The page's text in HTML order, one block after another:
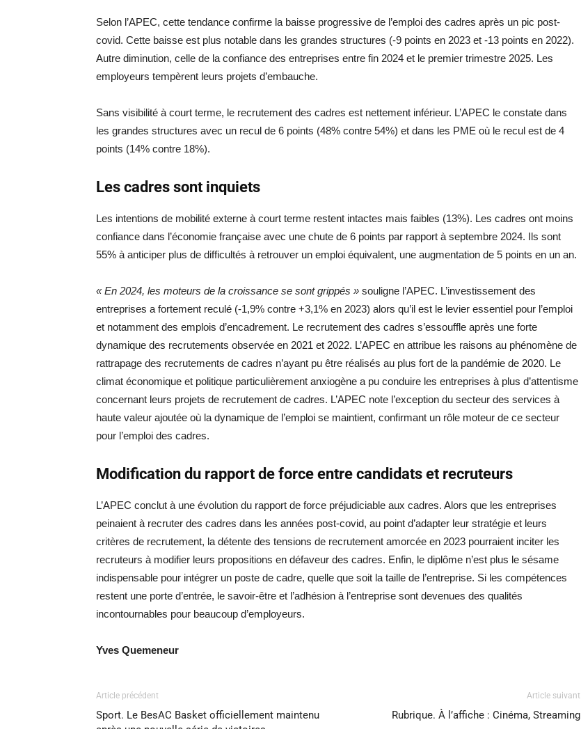
Selon l’APEC, cette tendance confirme la baisse progressive de l’emploi des cadres après un pic post-
covid. Cette baisse est plus notable dans les grandes structures (-9 points en 2023 et -13 points en 2022).
Autre diminution, celle de la confiance des entreprises entre fin 2024 et le premier trimestre 2025. Les
employeurs tempèrent leurs projets d’embauche.
Sans visibilité à court terme, le recrutement des cadres est nettement inférieur. L’APEC le constate dans
les grandes structures avec un recul de 6 points (48% contre 54%) et dans les PME où le recul est de 4
points (14% contre 18%).
Les cadres sont inquiets
Les intentions de mobilité externe à court terme restent intactes mais faibles (13%). Les cadres ont moins
confiance dans l’économie française avec une chute de 6 points par rapport à septembre 2024. Ils sont
55% à anticiper plus de difficultés à retrouver un emploi équivalent, une augmentation de 5 points en un an.
« En 2024, les moteurs de la croissance se sont grippés » souligne l’APEC. L’investissement des
entreprises a fortement reculé (-1,9% contre +3,1% en 2023) alors qu’il est le levier essentiel pour l’emploi
et notamment des emplois d’encadrement. Le recrutement des cadres s’essouffle après une forte
dynamique des recrutements observée en 2021 et 2022. L’APEC en attribue les raisons au phénomène de
rattrapage des recrutements de cadres n’ayant pu être réalisés au plus fort de la pandémie de 2020. Le
climat économique et politique particulièrement anxiogène a pu conduire les entreprises à plus d’attentisme
concernant leurs projets de recrutement de cadres. L’APEC note l’exception du secteur des services à
haute valeur ajoutée où la dynamique de l’emploi se maintient, confirmant un rôle moteur de ce secteur
pour l’emploi des cadres.
Modification du rapport de force entre candidats et recruteurs
L’APEC conclut à une évolution du rapport de force préjudiciable aux cadres. Alors que les entreprises
peinaient à recruter des cadres dans les années post-covid, au point d’adapter leur stratégie et leurs
critères de recrutement, la détente des tensions de recrutement amorcée en 2023 pourraient inciter les
recruteurs à modifier leurs propositions en défaveur des cadres. Enfin, le diplôme n’est plus le sésame
indispensable pour intégrer un poste de cadre, quelle que soit la taille de l’entreprise. Si les compétences
restent une porte d’entrée, le savoir-être et l’adhésion à l’entreprise sont devenues des qualités
incontournables pour beaucoup d’employeurs.
Yves Quemeneur
Article précédent
Sport. Le BesAC Basket officiellement maintenu
Article suivant
Rubrique. À l’affiche : Cinéma, Streaming